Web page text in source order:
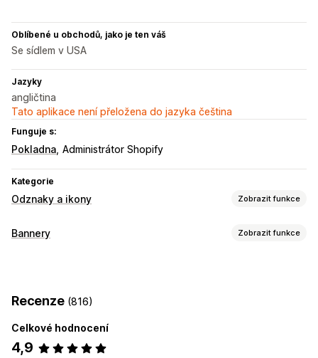
Oblíbené u obchodů, jako je ten váš
Se sídlem v USA
Jazyky
angličtina
Tato aplikace není přeložena do jazyka čeština
Funguje s:
Pokladna Administrátor Shopify
Kategorie
Odznaky a ikony Zobrazit funkce
Typy ikon
Animace
Pozadí Ohraničení
Styl
Velikost Popisky
Bannery Zobrazit funkce
Notifikace Stránka produktu
Přizpůsobení
Pozice banneru
Animace
Recenze (816)
Celkové hodnocení
4,9